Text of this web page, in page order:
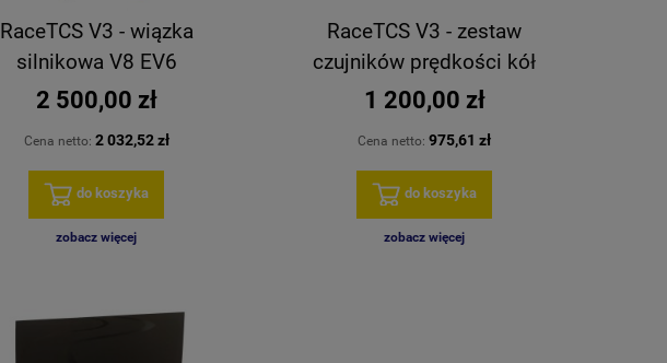
RaceTCS V3 - wiązka
silnikowa V8 EV6
2 500,00 zł
Cena netto: 2 032,52 zł
do koszyka
zobacz więcej
RaceTCS V3 - zestaw
czujników prędkości kół
1 200,00 zł
Cena netto: 975,61 zł
do koszyka
zobacz więcej